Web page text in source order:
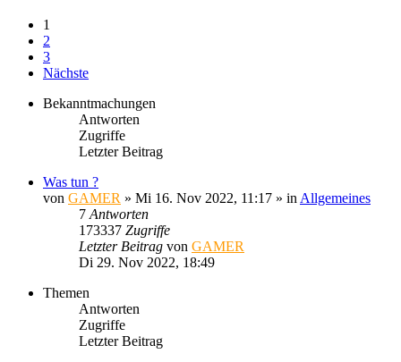
1
2
3
Nächste
Bekanntmachungen
Antworten
Zugriffe
Letzter Beitrag
Was tun ?
von GAMER » Mi 16. Nov 2022, 11:17 » in Allgemeines
7 Antworten
173337 Zugriffe
Letzter Beitrag von GAMER
Di 29. Nov 2022, 18:49
Themen
Antworten
Zugriffe
Letzter Beitrag